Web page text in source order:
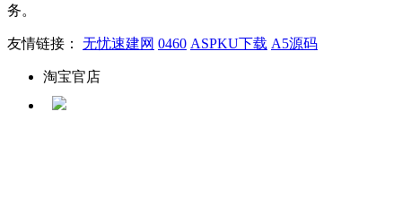
务。
友情链接： 无忧速建网 0460 ASPKU下载 A5源码
淘宝官店